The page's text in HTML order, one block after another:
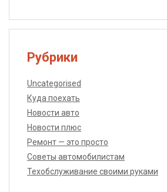
Рубрики
Uncategorised
Куда поехать
Новости авто
Новости плюс
Ремонт — это просто
Советы автомобилистам
Техобслуживание своими руками